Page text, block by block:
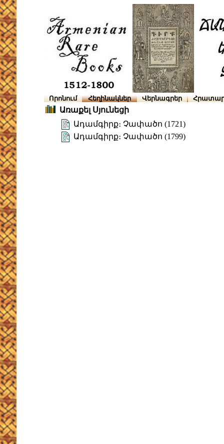
Որոնում Հեղինակներ Վերնագրեր
Առաքել Սյունեցի
Ադամգիրք։ Չափածո (1721)
Ադամգիրք։ Չափածո (1799)